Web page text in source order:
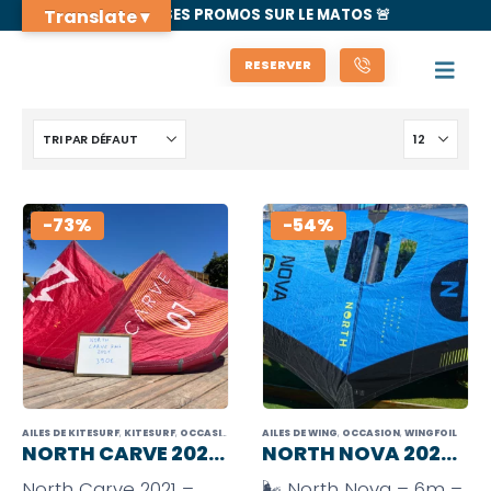
🚨 GROSSES PROMOS SUR LE MATOS 🚨
RESERVER
-73%
AILES DE KITESURF, KITESURF, OCCASION
NORTH CARVE 2021 – 7M2
-54%
AILES DE WING, OCCASION, WINGFOIL
NORTH NOVA 2024 – 6M
Translate ▾